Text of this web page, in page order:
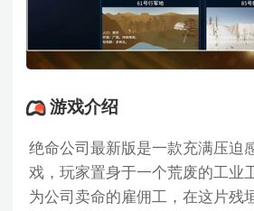
游戏介绍
绝命公司最新版是一款充满压迫
戏，玩家置身于一个荒废的工业
为公司卖命的雇佣工，在这片残